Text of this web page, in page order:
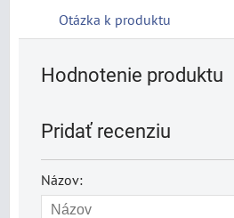
Otázka k produktu
Hodnotenie produktu
Pridať recenziu
Názov: